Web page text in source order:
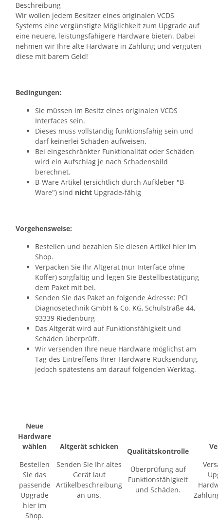
Beschreibung
Wir wollen jedem Besitzer eines originalen VCDS
Systems eine vergünstigte Möglichkeit zum Upgrade auf
eine neuere, leistungsfähigere Hardware bieten. Dabei
nehmen wir Ihre alte Hardware in Zahlung und vergüten
diese mit barem Geld!
Bedingungen:
Sie müssen im Besitz eines originalen VCDS
Interfaces sein.
Dieses muss vollständig funktionsfähig sein und
darf keinerlei Schäden aufweisen.
Bei eingeschränkter Funktionalität oder Schäden
wird ein Aufschlag je nach Schadensbild
berechnet.
B-Ware Artikel (ersichtlich durch Aufkleber "B-
Ware") sind nicht Upgrade-fähig
Vorgehensweise:
Bestellen und bezahlen Sie diesen Artikel hier im
Shop.
Verpacken Sie Ihr Altgerät (nur Interface ohne
Koffer) sorgfältig und legen Sie Bestellbestätigung
dem Paket mit bei.
Senden Sie das Paket an folgende Adresse: PCI
Diagnosetechnik GmbH & Co. KG, Schulstraße 44,
93339 Riedenburg
Das Altgerät wird auf Funktionsfähigkeit und
Schäden überprüft.
Wir versenden Ihre neue Hardware möglichst am
Tag des Eintreffens Ihrer Hardware-Rücksendung,
jedoch spätestens am darauf folgenden Werktag.
Neue
Hardware
wählen
Bestellen
Sie das
passende
Upgrade
hier im
Shop.
Altgerät schicken
Senden Sie Ihr altes
Gerät laut
Artikelbeschreibung
an uns.
Qualitätskontrolle
Überprüfung auf
Funktionsfähigkeit
und Schäden.